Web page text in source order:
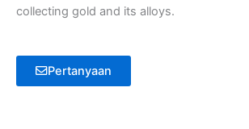
collecting gold and its alloys.
Pertanyaan